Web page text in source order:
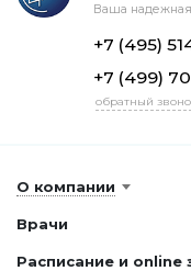
Ваша надежная
+7 (495)
+7 (499)
обратный
О компании
Врачи
Расписание и online